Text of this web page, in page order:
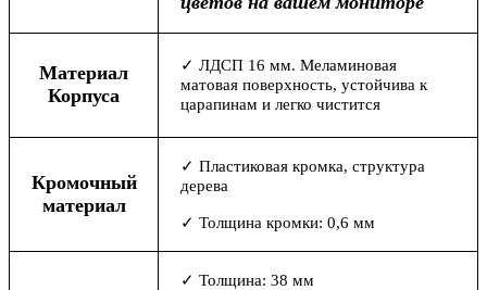
Материал
Корпуса
✓ ЛДСП 16 мм. Меламиновая
матовая поверхность, устойчива к
царапинам и легко чистится
Кромочный
материал
✓ Пластиковая кромка, структура
дерева
✓ Толщина кромки: 0,6 мм
✓ Толщина: 38 мм